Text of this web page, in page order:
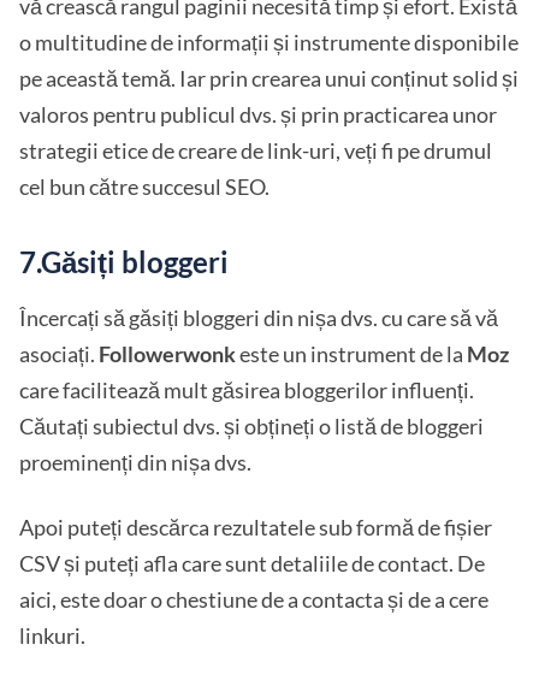
vă crească rangul paginii necesită timp și efort. Există
o multitudine de informații și instrumente disponibile
pe această temă. Iar prin crearea unui conținut solid și
valoros pentru publicul dvs. și prin practicarea unor
strategii etice de creare de link-uri, veți fi pe drumul
cel bun către succesul SEO.
7.Găsiți bloggeri
Încercați să găsiți bloggeri din nișa dvs. cu care să vă
asociați. Followerwonkeste un instrument de la Moz
care facilitează mult găsirea bloggerilor influenți.
Căutați subiectul dvs. și obțineți o listă de bloggeri
proeminenți din nișa dvs.
Apoi puteți descărca rezultatele sub formă de fișier
CSV și puteți afla care sunt detaliile de contact. De
aici, este doar o chestiune de a contacta și de a cere
linkuri.